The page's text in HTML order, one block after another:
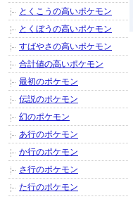
とくこうの高いポケモン
とくぼうの高いポケモン
すばやさの高いポケモン
合計値の高いポケモン
最初のポケモン
伝説のポケモン
幻のポケモン
あ行のポケモン
か行のポケモン
さ行のポケモン
た行のポケモン